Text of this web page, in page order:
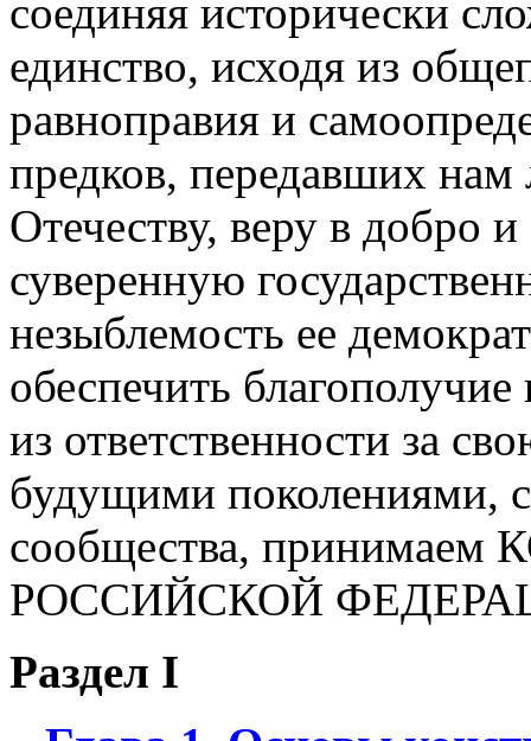
соединяя исторически
единство, исходя из
равноправия и
предков, передавших
Отечеству, веру в добро
суверенную
незыблемость ее
обеспечить
из ответственности за
будущими поколениями,
сообщества,
РОССИЙСКОЙ
Раздел I